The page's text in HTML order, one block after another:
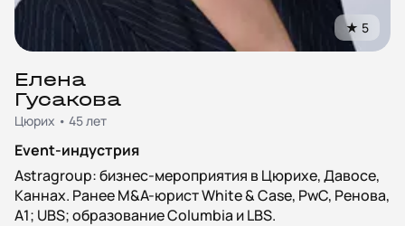
★ 5
Елена
Гусакова
Цюрих • 45 лет
Event-индустрия
Astragroup: бизнес-мероприятия в Цюрихе, Давосе,
Каннах. Ранее M&A-юрист White & Case, PwC, Ренова,
А1; UBS; образование Columbia и LBS.